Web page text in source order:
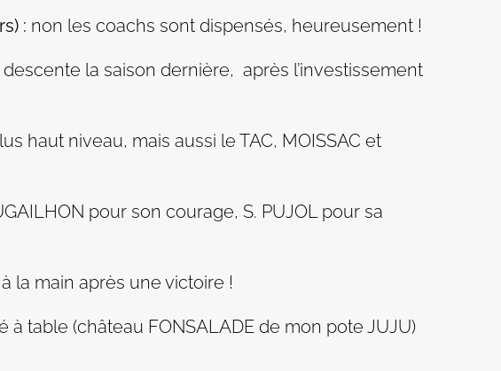
: non les coachs sont dispensés, heureusement !
la saison dernière, après l’investissement
haut niveau, mais aussi le TAC, MOISSAC et
pour son courage, S. PUJOL pour sa
la main après une victoire !
table (château FONSALADE de mon pote JUJU)